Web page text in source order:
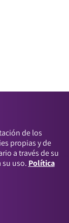
de los
propias y de
a través de su
su uso. Política